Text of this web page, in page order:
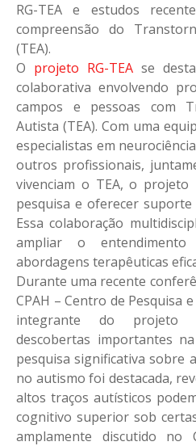
RG-TEA e estudos
compreensão do
(TEA).
O projeto RG-TEA se
colaborativa envolvendo
campos e pessoas com
Autista (TEA). Com uma
especialistas em
outros profissionais,
vivenciam o TEA, o
pesquisa e oferecer
Essa colaboração
ampliar o
abordagens terapêuticas
Durante uma recente
CPAH – Centro de Pesquisa
integrante do projeto
descobertas importantes
pesquisa significativa sobre
no autismo foi destacada,
altos traços autísticos
cognitivo superior sob
amplamente discutido no